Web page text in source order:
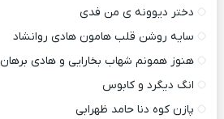
دختر دیوونه ی من فدی
سایه روشن قلب هامون هادی روانشاد
هنوز همونم شهاب بخارایی و هادی برهان
انگ دیگرد و کابوس
پازن کوه دنا حامد ظهرابی